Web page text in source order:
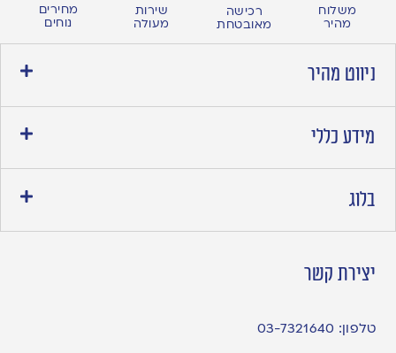
משלוח
מהיר
רכישה
מאובטחת
שירות
מעולה
מחירים
נוחים
ניווט מהיר
מידע כללי
בלוג
יצירת קשר
טלפון: 03-7321640